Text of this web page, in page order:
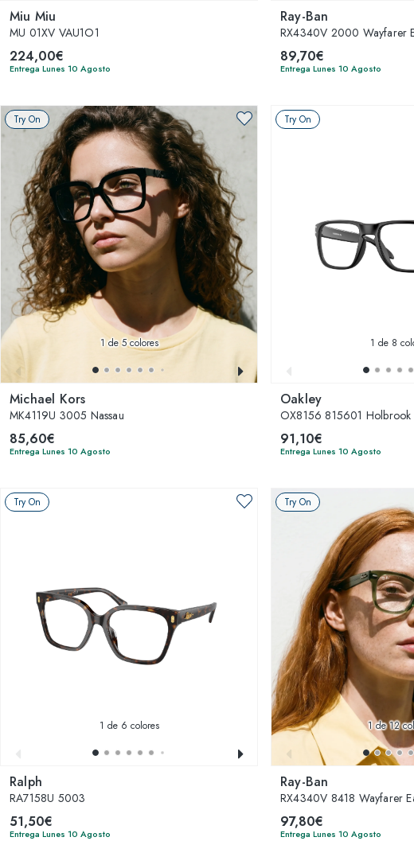
Miu Miu
MU 01XV VAU1O1
224,00€
Entrega Lunes 10 Agosto
Ray-Ban
RX4340V 2000 Wayfarer
89,70€
Entrega Lunes 10 Agosto
Try On
1de 5 colores
Michael Kors
MK4119U 3005 Nassau
85,60€
Entrega Lunes 10 Agosto
Try On
1 de 8
Oakley
OX8156 815601 Holbrook
91,10€
Entrega Lunes 10 Agosto
Try On
1 de 6 colores
Ralph
RA7158U 5003
51,50€
Entrega Lunes 10 Agosto
Try On
1de 12
Ray-Ban
RX4340V 8418 Wayfarer
97,80€
Entrega Lunes 10 Agosto